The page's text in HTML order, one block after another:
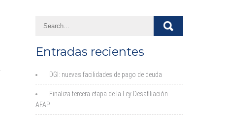
Entradas recientes
DGI: nuevas facilidades de pago de deuda
Finaliza tercera etapa de la Ley Desafiliación
AFAP